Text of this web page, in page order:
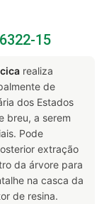
15
realiza
de
dos Estados
breu, a serem
Pode
extração
da árvore para
na casca da
de resina.